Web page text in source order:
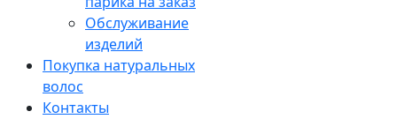
Обслуживание
изделий
Покупка натуральных
волос
Контакты